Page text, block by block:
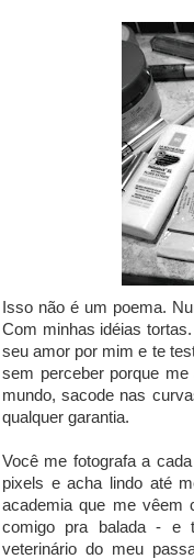
Isso não é um poema.
Com minhas idéias
seu amor por mim e te
sem perceber porque
mundo, sacode nas
qualquer garantia.
Você me fotografa a
pixels e acha lindo até
academia que me vêem
comigo pra balada - e
veterinário do meu